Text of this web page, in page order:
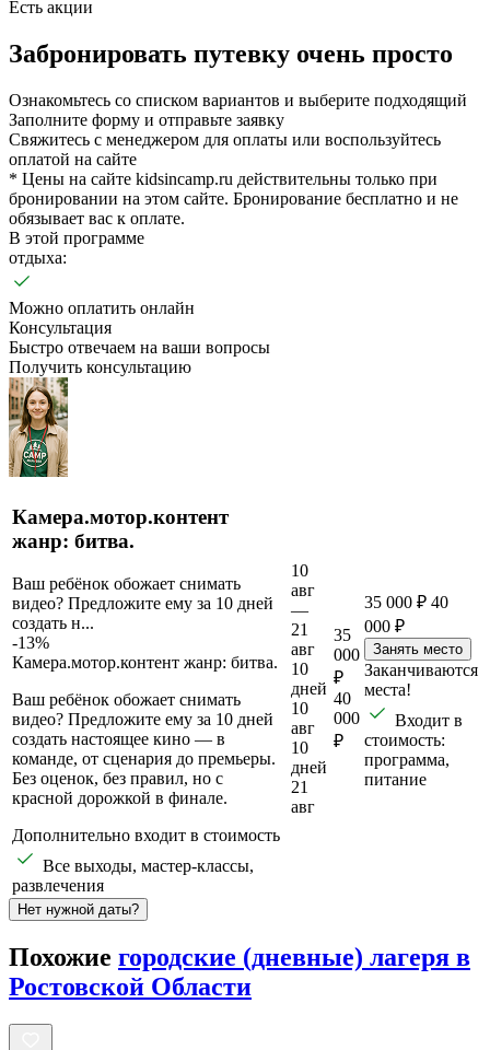
Есть акции
Забронировать путевку очень просто
Ознакомьтесь со списком вариантов и выберите подходящий
Заполните форму и отправьте заявку
Свяжитесь с менеджером для оплаты или воспользуйтесь
оплатой на сайте
* Цены на сайте kidsincamp.ru действительны только при
бронировании на этом сайте. Бронирование бесплатно и не
обязывает вас к оплате.
В этой программе
отдыха:
Можно оплатить онлайн
Консультация
Быстро отвечаем на ваши вопросы
Получить консультацию
Камера.мотор.контент
жанр: битва.
Ваш ребёнок обожает снимать
видео? Предложите ему за 10 дней
создать н...
-13%
Камера.мотор.контент жанр: битва.
Ваш ребёнок обожает снимать
видео? Предложите ему за 10 дней
создать настоящее кино — в
команде, от сценария до премьеры.
Без оценок, без правил, но с
красной дорожкой в финале.
Дополнительно входит в стоимость
Все выходы, мастер-классы,
развлечения
10
авг
—
21
авг
10
дней
10
авг
10
дней
21
авг
35
000
₽
40
000
₽
35 000 ₽ 40
000 ₽
Занять место
Заканчиваются
места!
Входит в
стоимость:
программа,
питание
Нет нужной даты?
Похожие городские (дневные) лагеря в
Ростовской Области